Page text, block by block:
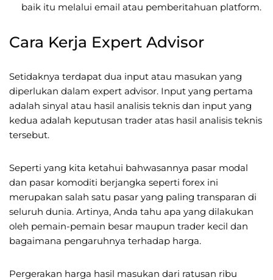
baik itu melalui email atau pemberitahuan platform.
Cara Kerja Expert Advisor
Setidaknya terdapat dua input atau masukan yang
diperlukan dalam expert advisor. Input yang pertama
adalah sinyal atau hasil analisis teknis dan input yang
kedua adalah keputusan trader atas hasil analisis teknis
tersebut.
Seperti yang kita ketahui bahwasannya pasar modal
dan pasar komoditi berjangka seperti forex ini
merupakan salah satu pasar yang paling transparan di
seluruh dunia. Artinya, Anda tahu apa yang dilakukan
oleh pemain-pemain besar maupun trader kecil dan
bagaimana pengaruhnya terhadap harga.
Pergerakan harga hasil masukan dari ratusan ribu